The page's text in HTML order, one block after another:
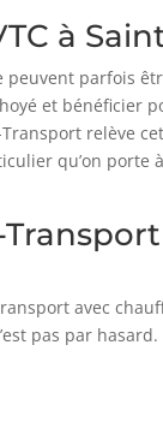
à
peuvent parfois
et bénéficier
Transport relève
qu’on porte
avec
pas par